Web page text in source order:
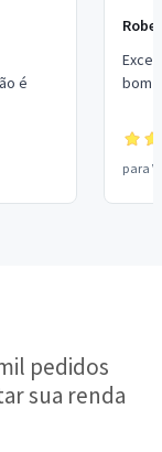
é
bom
para
pedidos
sua renda